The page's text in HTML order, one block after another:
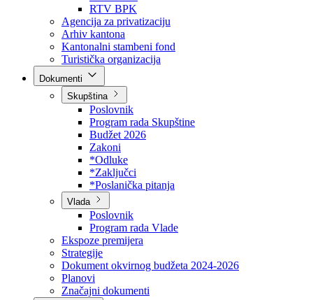
Direkcija za šumarstvo
Javna preduzeća
BPK šume
RTV BPK
Agencija za privatizaciju
Arhiv kantona
Kantonalni stambeni fond
Turistička organizacija
Skupština
Poslovnik
Program rada Skupštine
Budžet 2026
Zakoni
*Odluke
*Zaključci
*Poslanička pitanja
Vlada
Poslovnik
Program rada Vlade
Ekspoze premijera
Strategije